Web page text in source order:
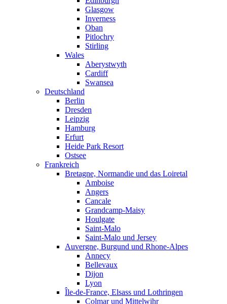
Glasgow
Inverness
Oban
Pitlochry
Stirling
Wales
Aberystwyth
Cardiff
Swansea
Deutschland
Berlin
Dresden
Leipzig
Hamburg
Erfurt
Heide Park Resort
Ostsee
Frankreich
Bretagne, Normandie und das Loiretal
Amboise
Angers
Cancale
Grandcamp-Maisy
Houlgate
Saint-Malo
Saint-Malo und Jersey
Auvergne, Burgund und Rhone-Alpes
Annecy
Bellevaux
Dijon
Lyon
Île-de-France, Elsass und Lothringen
Colmar und Mittelwihr